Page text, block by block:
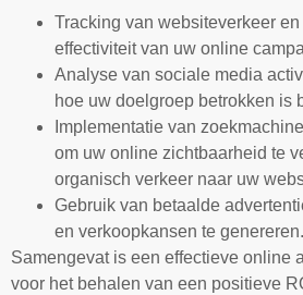
Tracking van websiteverkeer
effectiviteit van uw online
Analyse van sociale media
hoe uw doelgroep betrokken is
Implementatie van
om uw online zichtbaarheid te
organisch verkeer naar uw
Gebruik van betaalde
en verkoopkansen te genereren.
Samengevat is een effectieve online
voor het behalen van een positieve